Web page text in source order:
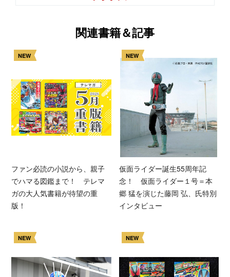
関連書籍＆記事
NEW
ファン必読の小説から、親子
でハマる図鑑まで！ テレマ
ガの大人気書籍が待望の重
版！
NEW
仮面ライダー誕生55周年記
念！ 仮面ライダー１号＝本
郷 猛を演じた藤岡 弘、氏特別
インタビュー
NEW NEW